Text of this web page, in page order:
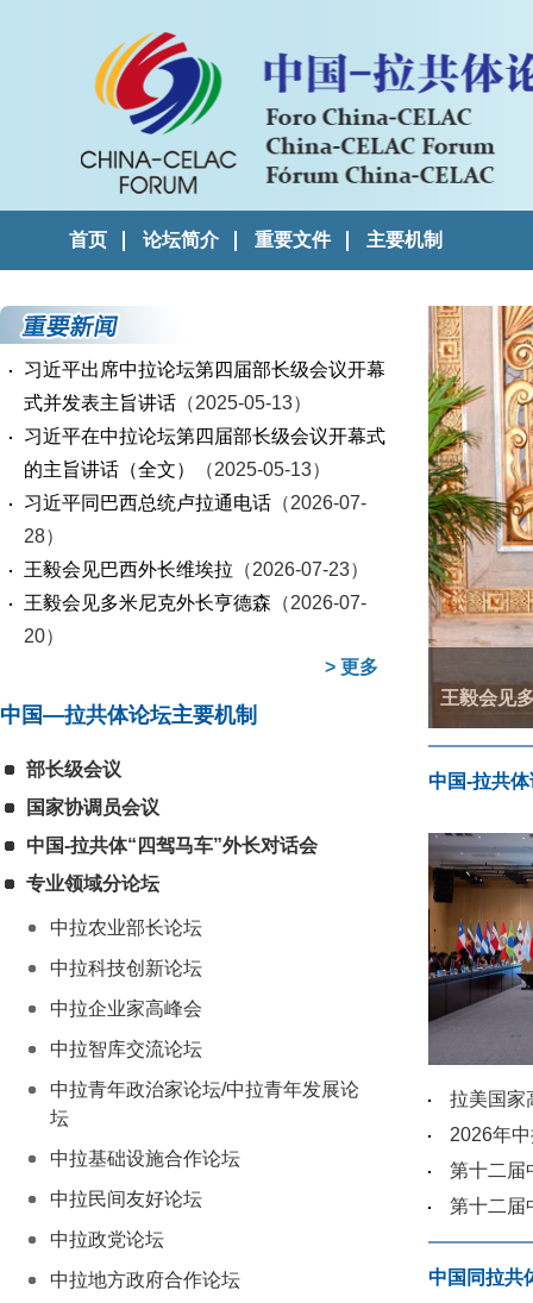
首页 论坛简介 重要文件 主要机制
习近平出席中拉论坛第四届部长级会议开幕
式并发表主旨讲话 （2025-05-13）
习近平在中拉论坛第四届部长级会议开幕式
的主旨讲话（全文）
（2025-05-13）
习近平同巴西总统卢拉通电话 （2026-07-
28）
王毅会见巴西外长维埃拉 （2026-07-23）
王毅会见多米尼克外长亨德森 （2026-07-
20）
> 更多
中国—拉共体论坛主要机制
部长级会议
国家协调员会议
中国-拉共体“四驾马车”外长对话会
专业领域分论坛
中拉农业部长论坛
中拉科技创新论坛
中拉企业家高峰会
中拉智库交流论坛
中拉青年政治家论坛/中拉青年发展论
坛
中拉基础设施合作论坛
中拉民间友好论坛
中拉政党论坛
中拉地方政府合作论坛
习近平出
习近平在
王毅会见
王毅会见
王毅同巴
王毅会见
中国-拉共
拉美国家
2026年
第十二届
第十二届
中国同拉共